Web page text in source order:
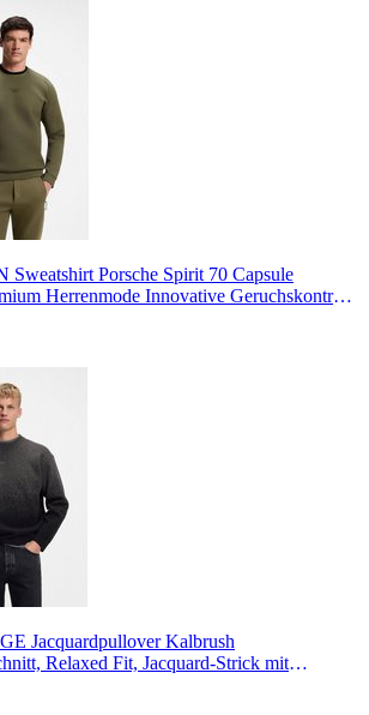
Sweatshirt Porsche Spirit 70 Capsule
Herrenmode Innovative Geruchskontroll-
Jacquardpullover Kalbrush
Relaxed Fit, Jacquard-Strick mit